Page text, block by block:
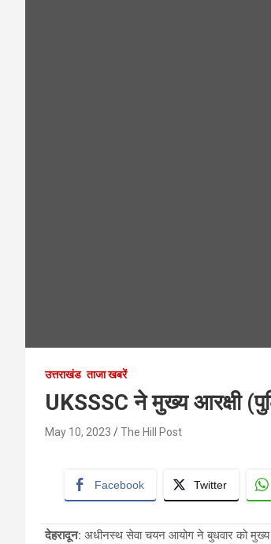
उत्तराखंड ताजा खबरें
UKSSSC ने मुख्य आरक्षी
May 10, 2023 The Hill Post
Facebook Twitter
देहरादून: अधीनस्थ सेवा चयन आयोग ने बुधवार को मुख्य